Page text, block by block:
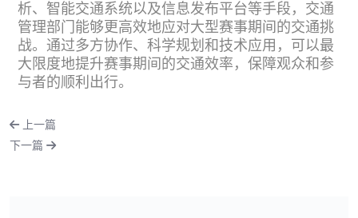
析、智能交通系统以及信息发布平台等手段，交通
管理部门能够更高效地应对大型赛事期间的交通挑
战。通过多方协作、科学规划和技术应用，可以最
大限度地提升赛事期间的交通效率，保障观众和参
与者的顺利出行。
上一篇
下一篇